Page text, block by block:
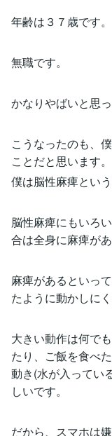
年齢は３７歳です。
無職です。
かなりやばいと思っ
こうなったのも、
ことだと思います。
僕は脳性麻痺とい
脳性麻痺にもいろ
合は全身に麻痺があ
麻痺があるといっ
たように動かしに
大きい動作は何で
たり、ご飯を食べ
動き(水が入ってい
しいです。
だから、スマホは